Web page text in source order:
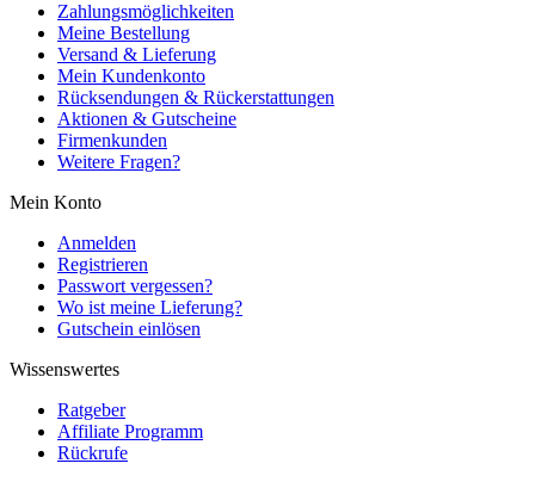
Zahlungsmöglichkeiten
Meine Bestellung
Versand & Lieferung
Mein Kundenkonto
Rücksendungen & Rückerstattungen
Aktionen & Gutscheine
Firmenkunden
Weitere Fragen?
Mein Konto
Anmelden
Registrieren
Passwort vergessen?
Wo ist meine Lieferung?
Gutschein einlösen
Wissenswertes
Ratgeber
Affiliate Programm
Rückrufe